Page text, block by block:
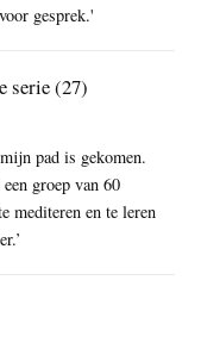
gesprek.'
serie (27)
pad is gekomen.
groep van 60
mediteren en te leren